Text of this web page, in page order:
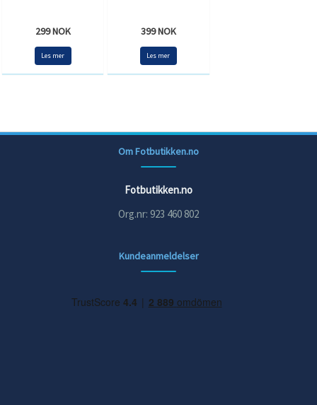
299 NOK
Les mer
399 NOK
Les mer
Om Fotbutikken.no
Fotbutikken.no
Org.nr: 923 460 802
Kundeanmeldelser